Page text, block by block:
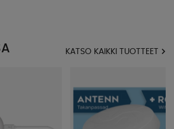
KATSO KAIKKI TUOTTEET